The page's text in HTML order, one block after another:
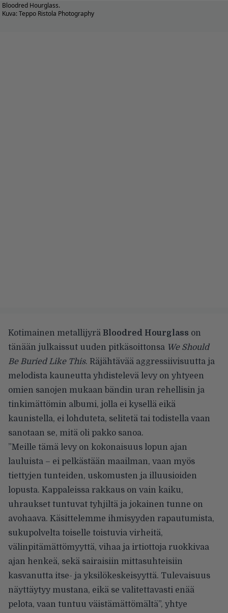
Bloodred Hourglass.
Kuva: Teppo Ristola Photography
Kotimainen metallijyrä Bloodred Hourglass on
tänään julkaissut uuden pitkäsoittonsa We Should
Be Buried Like This. Räjähtävää aggressiivisuutta ja
melodista kauneutta yhdistelevä levy on yhtyeen
omien sanojen mukaan bändin uran rehellisin ja
tinkimättömin albumi, jolla ei kysellä eikä
kaunistella, ei lohduteta, selitetä tai todistella vaan
sanotaan se, mitä oli pakko sanoa.
”Meille tämä levy on kokonaisuus lopun ajan
lauluista – ei pelkästään maailman, vaan myös
tiettyjen tunteiden, uskomusten ja illuusioiden
lopusta. Kappaleissa rakkaus on vain kaiku,
uhraukset tuntuvat tyhjiltä ja jokainen tunne on
avohaava. Käsittelemme ihmisyyden rapautumista,
sukupolvelta toiselle toistuvia virheitä,
välinpitämättömyyttä, vihaa ja irtiottoja ruokkivaa
ajan henkeä, sekä sairaisiin mittasuhteisiin
kasvanutta itse- ja yksilökeskeisyyttä. Tulevaisuus
näyttäytyy mustana, eikä se valitettavasti enää
pelota, vaan tuntuu väistämättömältä”, yhtye